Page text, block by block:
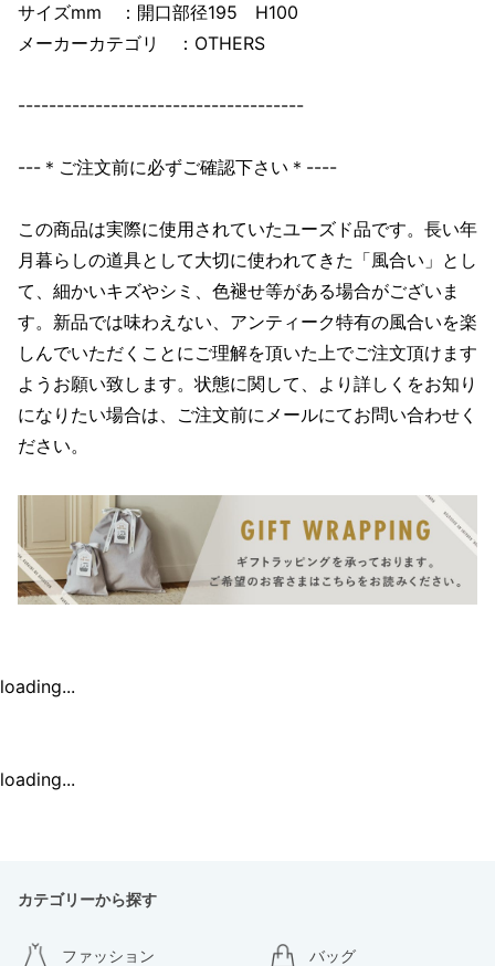
サイズmm ：開口部径195 H100
メーカーカテゴリ ：OTHERS
-------------------------------------
---＊ご注文前に必ずご確認下さい＊----
この商品は実際に使用されていたユーズド品です。長い年
月暮らしの道具として大切に使われてきた「風合い」とし
て、細かいキズやシミ、色褪せ等がある場合がございま
す。新品では味わえない、アンティーク特有の風合いを楽
しんでいただくことにご理解を頂いた上でご注文頂けます
ようお願い致します。状態に関して、より詳しくをお知り
になりたい場合は、ご注文前にメールにてお問い合わせく
ださい。
loading...
loading...
カテゴリーから探す
ファッション バッグ